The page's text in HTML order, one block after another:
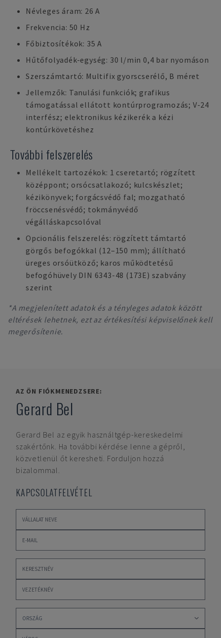
Névleges áram: 26 A
Frekvencia: 50 Hz
Főbiztosítékok: 35 A
Hűtőfolyadék-egység: 30 l/min 0,4 bar nyomáson
Szerszámtartó: Multifix gyorscserélő, B méret
Jellemzők: Tanulási funkciók; grafikus
támogatással ellátott kontúrprogramozás; V-24
interfész; elektronikus kézikerék a kézi
kontúrkövetéshez
További felszerelés
Mellékelt tartozékok: 1 cseretartó; rögzített
középpont; orsócsatlakozó; kulcskészlet;
kézikönyvek; forgácsvédő fal; mozgatható
fröccsenésvédő; tokmányvédő
végálláskapcsolóval
Opcionális felszerelés: rögzített támtartó
görgős befogókkal (12–150 mm); állítható
üreges orsóütköző; karos működtetésű
befogóhüvely DIN 6343-48 (173E) szabvány
szerint
*A megjelenített adatok és a tényleges adatok között
eltérések lehetnek, ezt az értékesítési képviselőnek kell
megerősítenie.
AZ ÖN FIÓKMENEDZSERE:
Gerard Bel
Gerard Bel az egyik használtgép-kereskedelmi
szakértőnk. Ha további kérdése lenne a gépről,
közvetlenül őt keresheti. Forduljon hozzá
bizalommal.
KAPCSOLATFELVÉTEL